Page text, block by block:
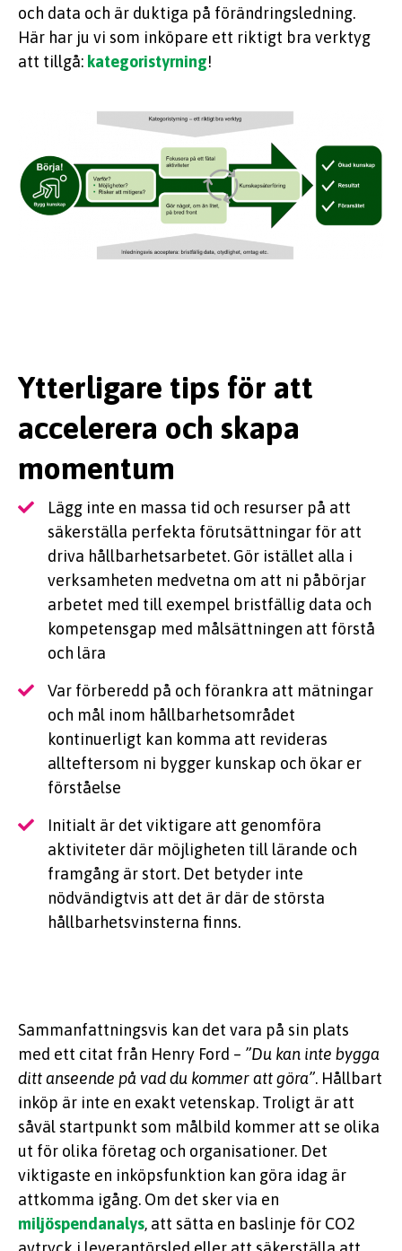
och data och är duktiga på förändringsledning.
Här har ju vi som inköpare ett riktigt bra verktyg
att tillgå: kategoristyrning!
Ytterligare tips för att
accelerera och skapa
momentum
Lägg inte en massa tid och resurser på att
säkerställa perfekta förutsättningar för att
driva hållbarhetsarbetet. Gör istället alla i
verksamheten medvetna om att ni påbörjar
arbetet med till exempel bristfällig data och
kompetensgap med målsättningen att förstå
och lära
Var förberedd på och förankra att mätningar
och mål inom hållbarhetsområdet
kontinuerligt kan komma att revideras
allteftersom ni bygger kunskap och ökar er
förståelse
Initialt är det viktigare att genomföra
aktiviteter där möjligheten till lärande och
framgång är stort. Det betyder inte
nödvändigtvis att det är där de största
hållbarhetsvinsterna finns.
Sammanfattningsvis kan det vara på sin plats
med ett citat från Henry Ford – ”Du kan inte bygga
ditt anseende på vad du kommer att göra”. Hållbart
inköp är inte en exakt vetenskap. Troligt är att
såväl startpunkt som målbild kommer att se olika
ut för olika företag och organisationer. Det
viktigaste en inköpsfunktion kan göra idag är
attkomma igång. Om det sker via en
miljöspendanalys, att sätta en baslinje för CO2